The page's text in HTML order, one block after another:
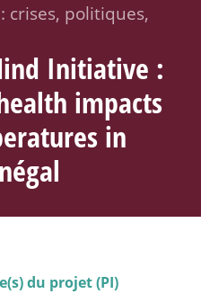
crises, politiques,
Initiative :
impacts
in
du projet (PI)